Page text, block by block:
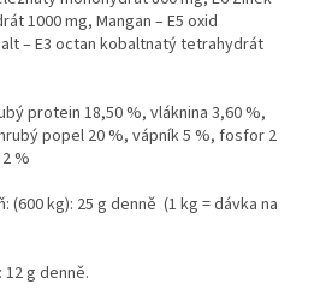
1000 mg, Mangan – E5 oxid
– E3 octan kobaltnatý tetrahydrát
protein 18,50 %, vláknina 3,60 %,
popel 20 %, vápník 5 %, fosfor 2
%
(600 kg): 25 g denně (1 kg = dávka na
denně.